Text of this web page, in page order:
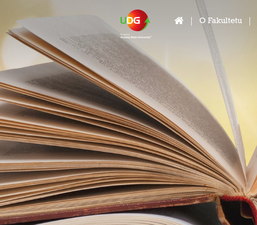
O Fakultetu